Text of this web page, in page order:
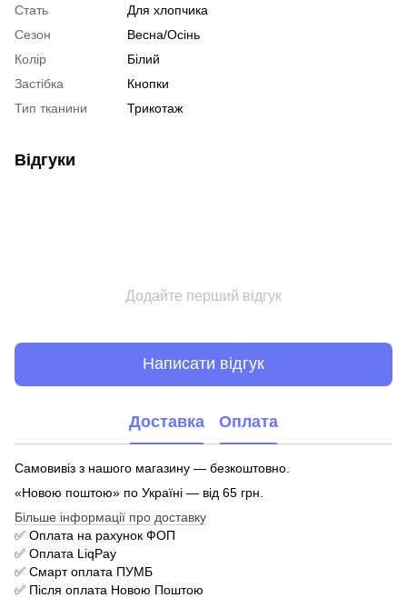
Стать
Для хлопчика
Сезон
Весна/Осінь
Колір
Білий
Застібка
Кнопки
Тип тканини
Трикотаж
Відгуки
Додайте перший відгук
Написати відгук
Доставка Оплата
Самовивіз з нашого магазину — безкоштовно.
«Новою поштою» по Україні — від 65 грн.
Більше інформації про доставку
✅ Оплата на рахунок ФОП
✅ Оплата LiqPay
✅ Смарт оплата ПУМБ
✅ Після оплата Новою Поштою